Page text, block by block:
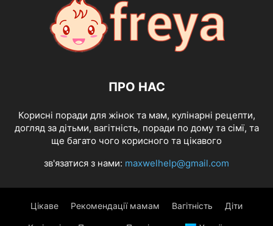
ПРО НАС
Корисні поради для жінок та мам, кулінарні рецепти,
догляд за дітьми, вагітність, поради по дому та сімї, та
ще багато чого корисного та цікавого
зв'язатися з нами: maxwelhelp@gmail.com
Цікаве Рекомендації мамам Вагітність Діти